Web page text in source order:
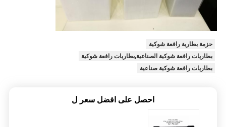
حزمة بطارية رافعة شوكية
بطاريات رافعة شوكية الصناعية,بطاريات رافعة شوكية
بطاريات رافعة شوكية صناعية
احصل على افضل سعر ل